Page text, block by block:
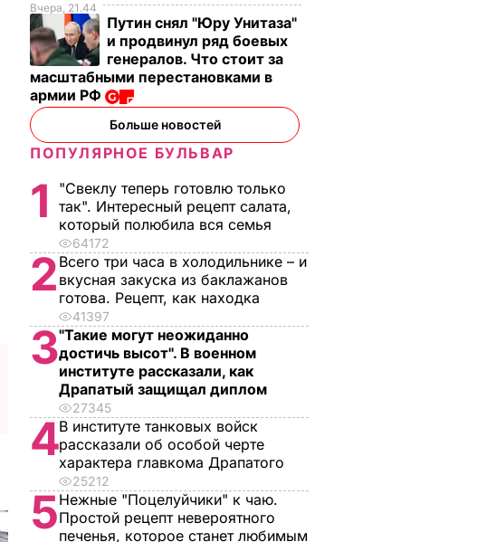
Вчера, 21.44
Путин снял "Юру Унитаза"
и продвинул ряд боевых
генералов. Что стоит за
масштабными перестановками в
армии РФ
Больше новостей
ПОПУЛЯРНОЕ БУЛЬВАР
1
"Свеклу теперь готовлю только
так". Интересный рецепт салата,
который полюбила вся семья
64172
2 Всего три часа в холодильнике – и
вкусная закуска из баклажанов
готова. Рецепт, как находка
41397
3"Такие могут неожиданно
достичь высот". В военном
институте рассказали, как
Драпатый защищал диплом
27345
4В институте танковых войск
рассказали об особой черте
характера главкома Драпатого
25212
5Нежные "Поцелуйчики" к чаю.
Простой рецепт невероятного
печенья, которое станет любимым